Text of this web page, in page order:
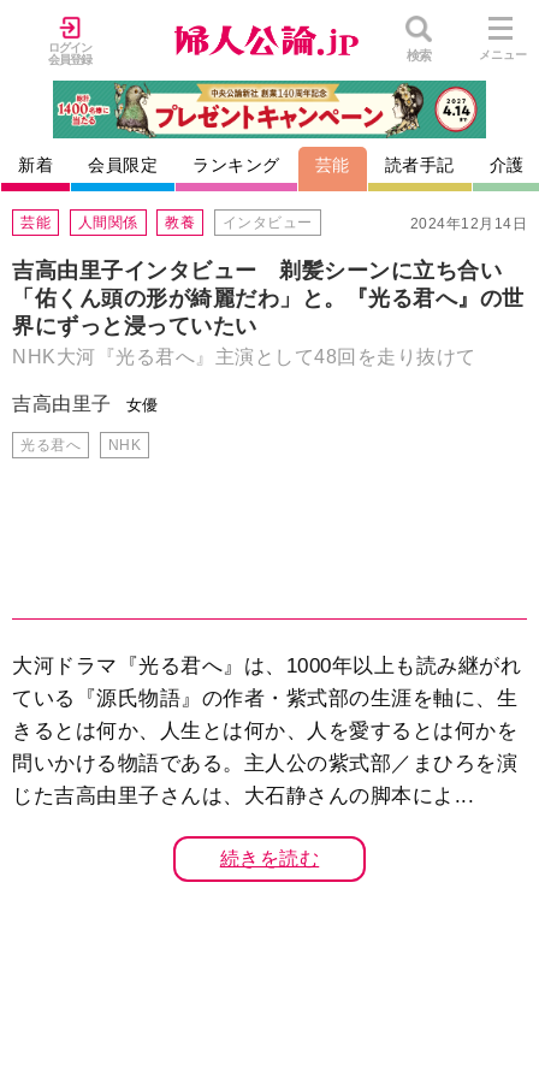
ログイン
会員登録
検索 メニュー
新着 会員限定 ランキング 芸能 読者手記 介護
2024年12月14日
芸能 人間関係 教養 インタビュー
吉高由里子インタビュー 剃髪シーンに立ち合い
「佑くん頭の形が綺麗だわ」と。『光る君へ』の世
界にずっと浸っていたい
NHK大河『光る君へ』主演として48回を走り抜けて
吉高由里子 女優
光る君へ NHK
大河ドラマ『光る君へ』は、1000年以上も読み継がれ
ている『源氏物語』の作者・紫式部の生涯を軸に、生
きるとは何か、人生とは何か、人を愛するとは何かを
問いかける物語である。主人公の紫式部／まひろを演
じた吉高由里子さんは、大石静さんの脚本によ...
続きを読む